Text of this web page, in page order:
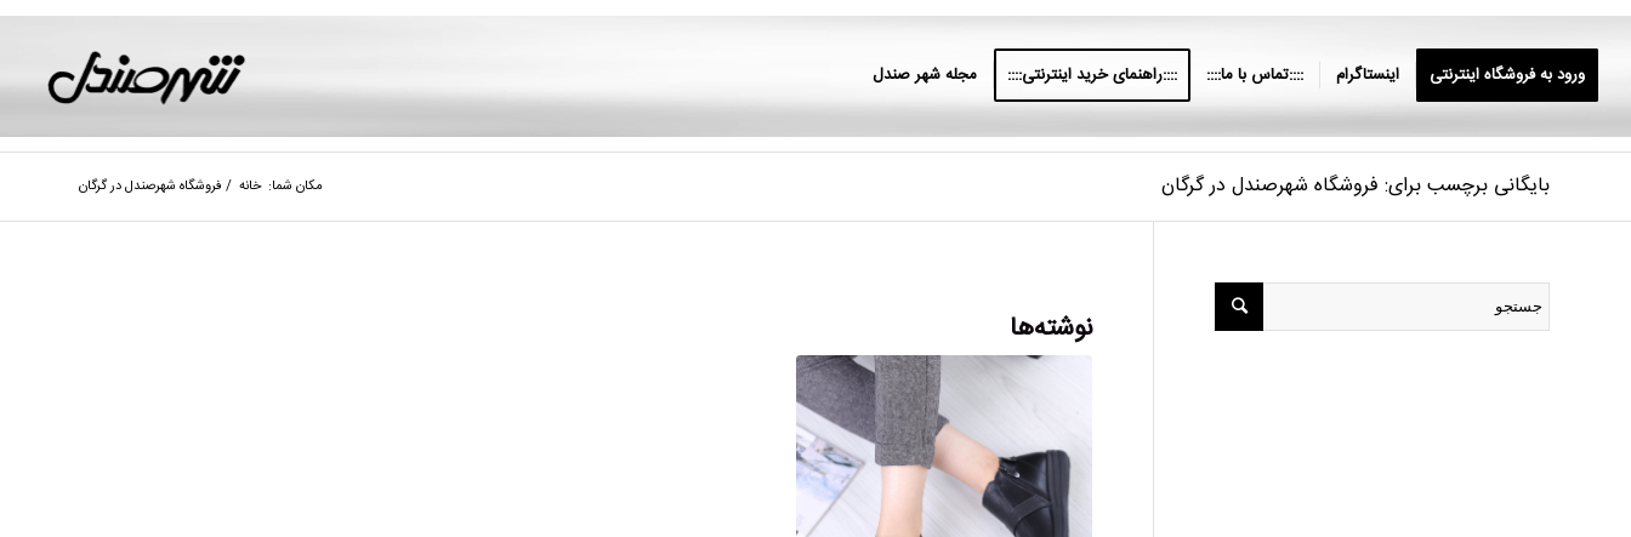
ورود به فروشگاه اینترنتی اینستاگرام ::::تماس با ما:::: ::::راهنمای خرید اینترنتی:::: مجله شهر صندل
بایگانی برچسب برای: فروشگاه شهرصندل در گرگان مکان شما: خانه / فروشگاه شهرصندل در گرگان
نوشته‌ها